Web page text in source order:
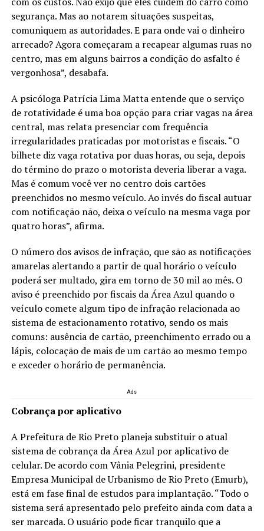
segurança. Mas ao notarem situações suspeitas,
comuniquem as autoridades. E para onde vai o dinheiro
arrecado? Agora começaram a recapear algumas ruas no
centro, mas em alguns bairros a condição do asfalto é
vergonhosa”, desabafa.
A psicóloga Patrícia Lima Matta entende que o serviço
de rotatividade é uma boa opção para criar vagas na área
central, mas relata presenciar com frequência
irregularidades praticadas por motoristas e fiscais. “O
bilhete diz vaga rotativa por duas horas, ou seja, depois
do término do prazo o motorista deveria liberar a vaga.
Mas é comum você ver no centro dois cartões
preenchidos no mesmo veículo. Ao invés do fiscal autuar
com notificação não, deixa o veículo na mesma vaga por
quatro horas”, afirma.
O número dos avisos de infração, que são as notificações
amarelas alertando a partir de qual horário o veículo
poderá ser multado, gira em torno de 30 mil ao mês. O
aviso é preenchido por fiscais da Área Azul quando o
veículo comete algum tipo de infração relacionada ao
sistema de estacionamento rotativo, sendo os mais
comuns: ausência de cartão, preenchimento errado ou a
lápis, colocação de mais de um cartão ao mesmo tempo
e exceder o horário de permanência.
Ads
Cobrança por aplicativo
A Prefeitura de Rio Preto planeja substituir o atual
sistema de cobrança da Área Azul por aplicativo de
celular. De acordo com Vânia Pelegrini, presidente
Empresa Municipal de Urbanismo de Rio Preto (Emurb),
está em fase final de estudos para implantação. “Todo o
sistema será apresentado pelo prefeito ainda com data a
ser marcada. O usuário pode ficar tranquilo que a